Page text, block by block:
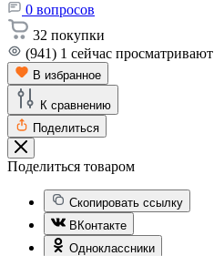
0 вопросов
32 покупки
(941) 1 сейчас просматривают
В избранное
К сравнению
Поделиться
Поделиться товаром
Скопировать ссылку
ВКонтакте
Одноклассники